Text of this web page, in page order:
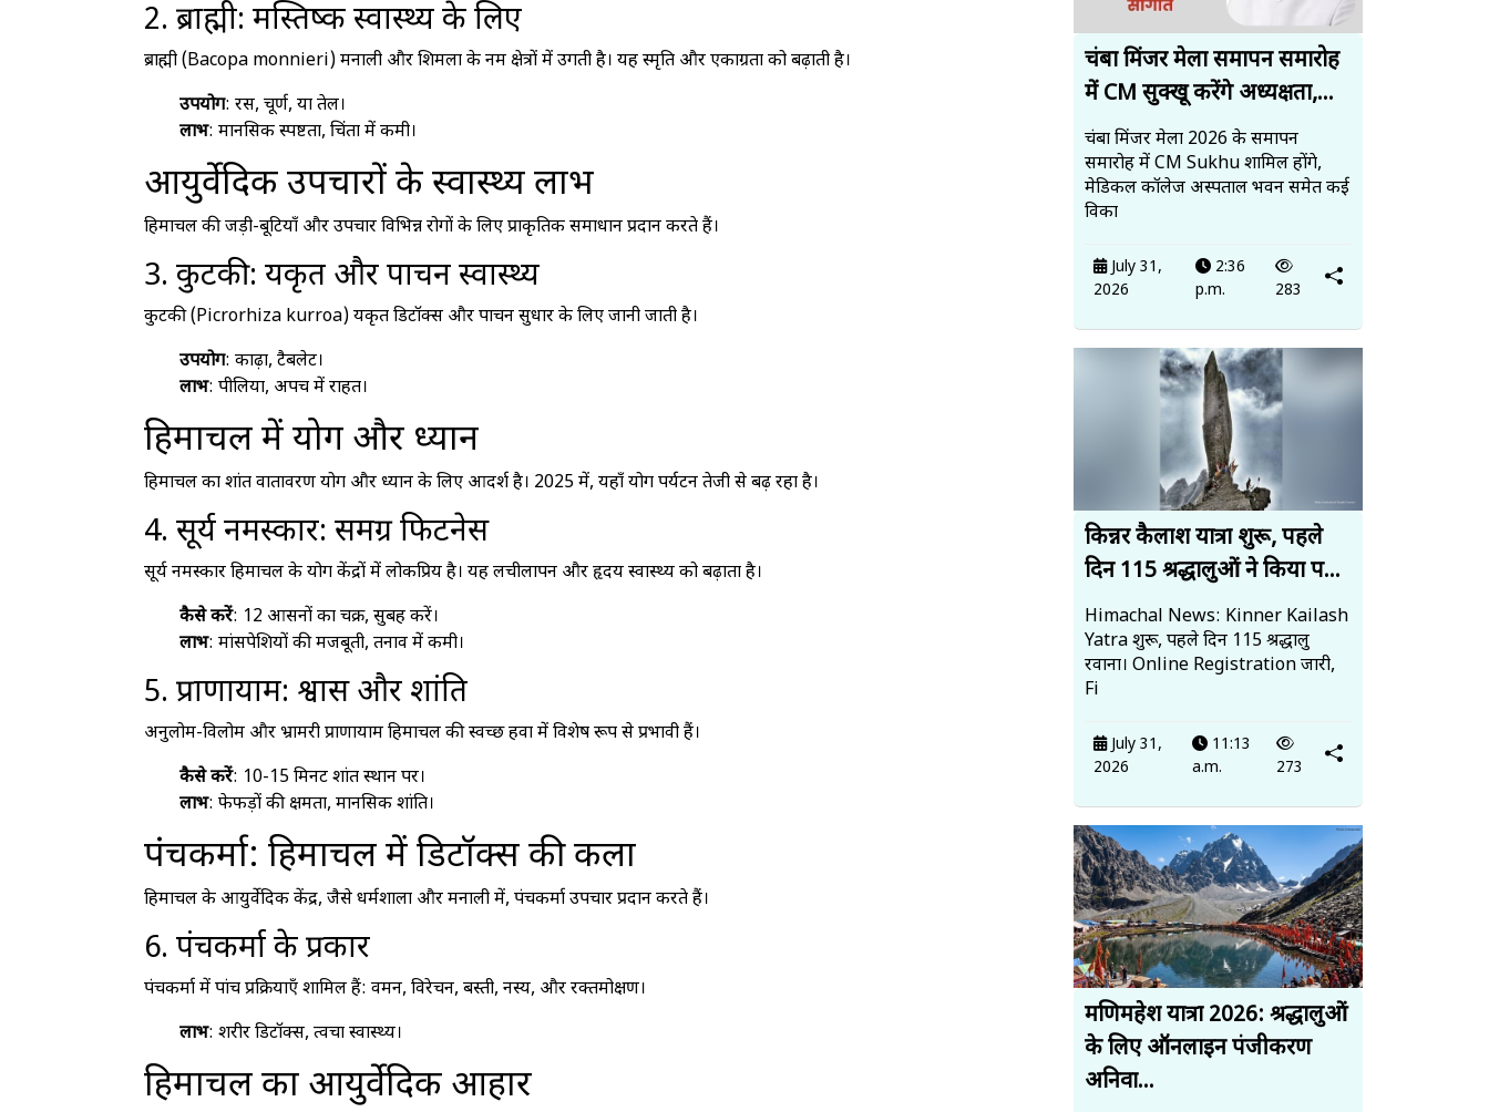
2. ब्राह्मी: मस्तिष्क स्वास्थ्य के लिए
ब्राह्मी (Bacopa monnieri) मनाली और शिमला के नम क्षेत्रों में उगती है। यह स्मृति और एकाग्रता को बढ़ाती है।
उपयोग: रस, चूर्ण, या तेल।
लाभ: मानसिक स्पष्टता, चिंता में कमी।
आयुर्वेदिक उपचारों के स्वास्थ्य लाभ
हिमाचल की जड़ी-बूटियाँ और उपचार विभिन्न रोगों के लिए प्राकृतिक समाधान प्रदान करते हैं।
3. कुटकी: यकृत और पाचन स्वास्थ्य
कुटकी (Picrorhiza kurroa) यकृत डिटॉक्स और पाचन सुधार के लिए जानी जाती है।
उपयोग: काढ़ा, टैबलेट।
लाभ: पीलिया, अपच में राहत।
हिमाचल में योग और ध्यान
हिमाचल का शांत वातावरण योग और ध्यान के लिए आदर्श है। 2025 में, यहाँ योग पर्यटन तेजी से बढ़ रहा है।
4. सूर्य नमस्कार: समग्र फिटनेस
सूर्य नमस्कार हिमाचल के योग केंद्रों में लोकप्रिय है। यह लचीलापन और हृदय स्वास्थ्य को बढ़ाता है।
कैसे करें: 12 आसनों का चक्र, सुबह करें।
लाभ: मांसपेशियों की मजबूती, तनाव में कमी।
5. प्राणायाम: श्वास और शांति
अनुलोम-विलोम और भ्रामरी प्राणायाम हिमाचल की स्वच्छ हवा में विशेष रूप से प्रभावी हैं।
कैसे करें: 10-15 मिनट शांत स्थान पर।
लाभ: फेफड़ों की क्षमता, मानसिक शांति।
पंचकर्मा: हिमाचल में डिटॉक्स की कला
हिमाचल के आयुर्वेदिक केंद्र, जैसे धर्मशाला और मनाली में, पंचकर्मा उपचार प्रदान करते हैं।
6. पंचकर्मा के प्रकार
पंचकर्मा में पांच प्रक्रियाएँ शामिल हैं: वमन, विरेचन, बस्ती, नस्य, और रक्तमोक्षण।
लाभ: शरीर डिटॉक्स, त्वचा स्वास्थ्य।
हिमाचल का आयुर्वेदिक आहार
चंबा मिंजर मेला समापन समारोह
में CM सुक्खू करेंगे अध्यक्षता,...
चंबा मिंजर मेला 2026 के समापन
समारोह में CM Sukhu शामिल होंगे,
मेडिकल कॉलेज अस्पताल भवन समेत कई
विका
July 31,
2026
2:36
p.m.
283
किन्नर कैलाश यात्रा शुरू, पहले
दिन 115 श्रद्धालुओं ने किया प...
Himachal News: Kinner Kailash
Yatra शुरू, पहले दिन 115 श्रद्धालु
रवाना। Online Registration जारी,
Fi
July 31,
2026
11:13
a.m.
273
मणिमहेश यात्रा 2026: श्रद्धालुओं
के लिए ऑनलाइन पंजीकरण
अनिवा...